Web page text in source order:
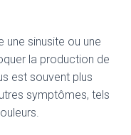
sinusite ou une
la production de
est souvent plus
symptômes, tels